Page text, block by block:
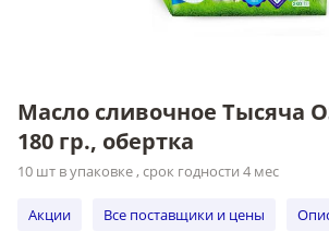
Масло сливочное Тысяча
180 гр., обертка
10 шт в упаковке , срок годности 4 мес
Акции Все поставщики и цены